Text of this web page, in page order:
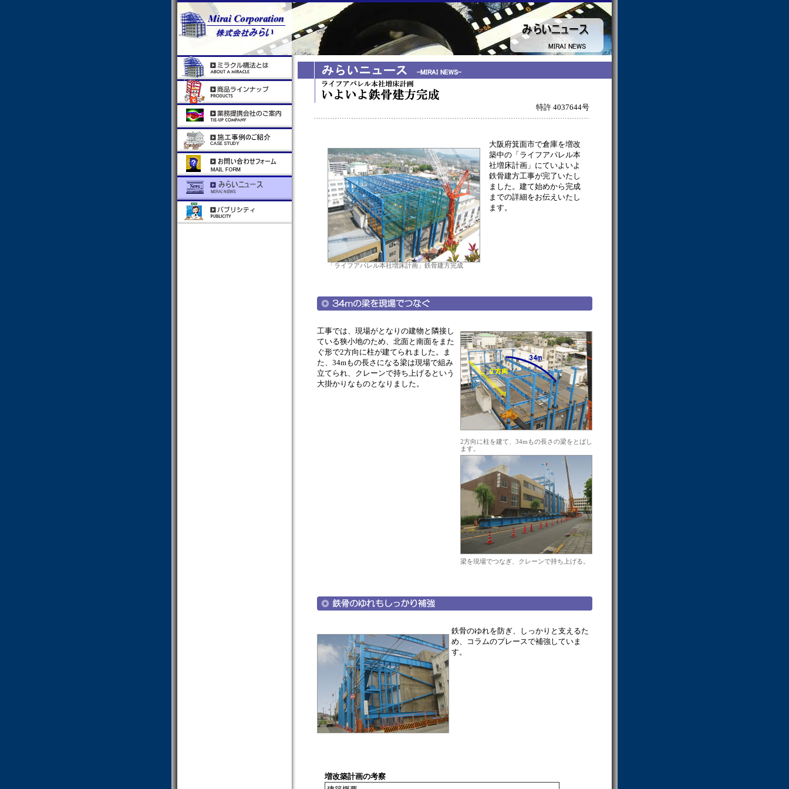
特許 4037644号
「ライフアパレル本社増床計画」鉄骨建方完成
大阪府箕面市で倉庫を増改
築中の「ライフアパレル本
社増床計画」にていよいよ
鉄骨建方工事が完了いたし
ました。建て始めから完成
までの詳細をお伝えいたし
ます。
工事では、現場がとなりの建物と隣接し
ている狭小地のため、北面と南面をまた
ぐ形で2方向に柱が建てられました。ま
た、34mもの長さになる梁は現場で組み
立てられ、クレーンで持ち上げるという
大掛かりなものとなりました。
2方向に柱を建て、34mもの長さの梁をとばし
ます。
梁を現場でつなぎ、クレーンで持ち上げる。
鉄骨のゆれを防ぎ、しっかりと支えるた
め、コラムのプレースで補強していま
す。
増改築計画の考察